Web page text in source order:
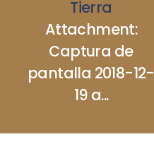
Tierra
Attachment:
Captura de
pantalla 2018-12-
19 a...
NOSOTRAS
MUJERES DEFENSORAS
ENCUENTROS